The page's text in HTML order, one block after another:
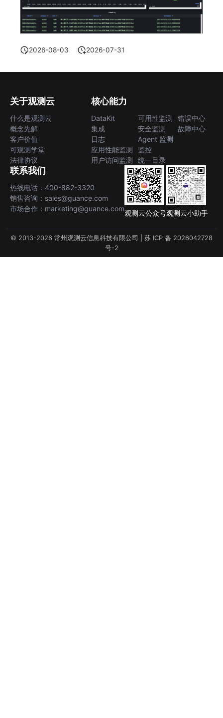
2026-08-03 2026-07-31
关于观测云
什么是观测云
概念先解
客户价值
可观测学堂
法律协议
核心能力
DataKit
集成
日志
应用性能监测
用户访问监测
可用性监测
安全监测
Agent 监测
监控
统一目录
错误中心
故障中心
联系我们
热线电话：400-882-3320
销售咨询：sales@guance.com
市场合作：marketing@guance.com
观测云公众号观测云小助手
© 2013-2026 常州观测云信息科技有限公司 | 苏 ICP 备 2026042728
号-2